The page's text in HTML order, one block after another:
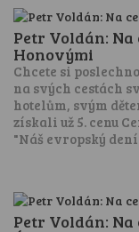
Petr Voldán: Na
Honovými
Chcete si
na svých cestách
hotelům, svým
získali už 5. cenu
"Náš evropský
Petr Voldán: Na